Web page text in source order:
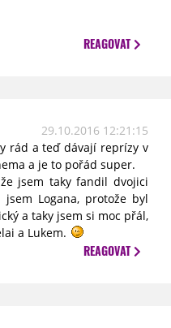
REAGOVAT
29.10.2016 12:21:15
rád a teď dávají reprízy v
a je to pořád super.
jsem taky fandil dvojici
jsem Logana, protože byl
a taky jsem si moc přál,
a Lukem.
REAGOVAT